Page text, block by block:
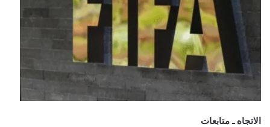
الاتجاه ـ متابعات